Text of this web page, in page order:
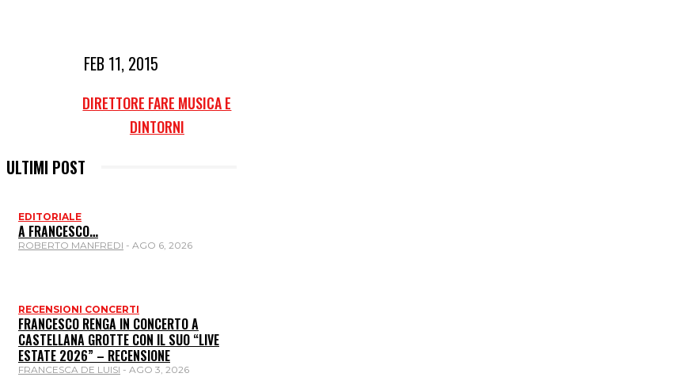
FEB 11, 2015
DIRETTORE FARE MUSICA E
DINTORNI
ULTIMI POST
EDITORIALE
A FRANCESCO…
ROBERTO MANFREDI - AGO 6, 2026
RECENSIONI CONCERTI
FRANCESCO RENGA IN CONCERTO A
CASTELLANA GROTTE CON IL SUO “LIVE
ESTATE 2026” – RECENSIONE
FRANCESCA DE LUISI - AGO 3, 2026